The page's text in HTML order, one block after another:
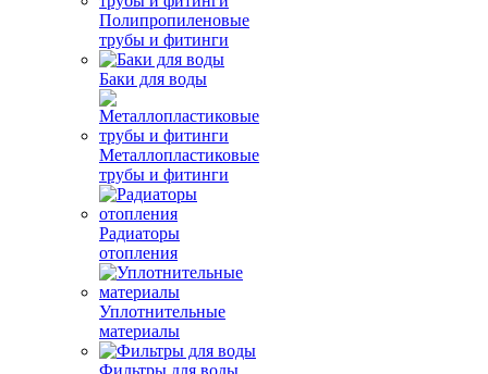
Полипропиленовые
трубы и фитинги
Баки для воды
Металлопластиковые
трубы и фитинги
Радиаторы
отопления
Уплотнительные
материалы
Фильтры для воды